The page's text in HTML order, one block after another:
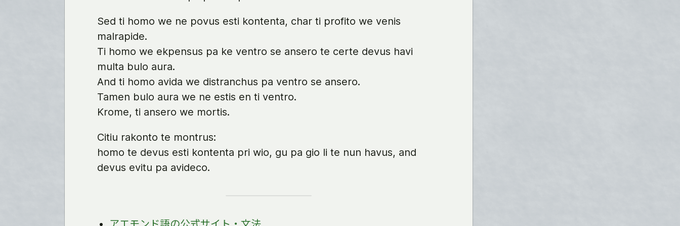
Sed ti homo we ne povus esti kontenta, char ti profito we venis
malrapide.
Ti homo we ekpensus pa ke ventro se ansero te certe devus havi
multa bulo aura.
And ti homo avida we distranchus pa ventro se ansero.
Tamen bulo aura we ne estis en ti ventro.
Krome, ti ansero we mortis.
Citiu rakonto te montrus:
homo te devus esti kontenta pri wio, gu pa gio li te nun havus, and
devus evitu pa avideco.